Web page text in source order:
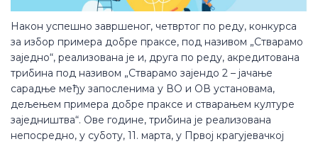
Након успешно завршеног, четвртог по реду, конкурса
за избор примера добре праксе, под називом „Стварамо
заједно“, реализована је и, друга по реду, акредитована
трибина под називом „Стварамо зајендо 2 – јачање
сарадње међу запосленима у ВО и ОВ установама,
дељењем примера добре праксе и стварањем културе
заједништва“. Ове године, трибина је реализована
непосредно, у суботу, 11. марта, у Првој крагујевачкој